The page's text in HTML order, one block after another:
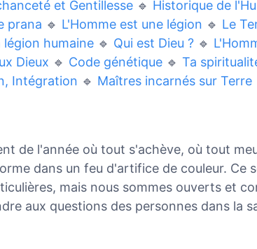
et Gentillesse 🔹 Historique de
prana 🔹 L'Homme est une légion 🔹 Le
légion humaine 🔹 Qui est Dieu ? 🔹
Dieux 🔹 Code génétique 🔹 Ta
Intégration 🔹 Maîtres incarnés sur Terre
de l'année où tout s'achève, où tout
dans un feu d'artifice de couleur. Ce
mais nous sommes ouverts et
aux questions des personnes dans la